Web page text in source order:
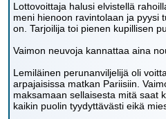
Lottovoittaja halusi elvistellä
meni hienoon ravintolaan ja pyysi
on. Tarjoilija toi pienen kupillisen
Vaimon neuvoja kannattaa aina
Lemiläinen perunanviljelijä oli
arpajaisissa matkan Pariisiin.
maksamaan sellaisesta mitä saat
kaikin puolin tyydyttävästi eikä